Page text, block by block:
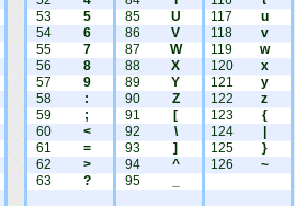
53
5
54
6
55
7
56
8
57
9
58
:
59
;
60
<
61
=
62
>
63
?
85
U
86
V
87
W
88
X
89
Y
90
Z
91
[
92
\
93
]
94
^
95
117
u
118
v
119
w
120
x
121
y
122
z
123
{
124
125
}
126
~